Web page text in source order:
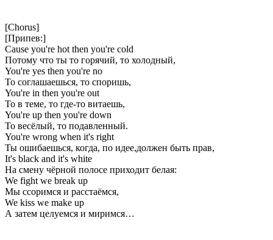
[Chorus]
[Припев:]
Cause you're hot then you're cold
Потому что ты то горячий, то холодный,
You're yes then you're no
То соглашаешься, то споришь,
You're in then you're out
То в теме, то где-то витаешь,
You're up then you're down
То весёлый, то подавленный.
You're wrong when it's right
Ты ошибаешься, когда, по идее,должен быть прав,
It's black and it's white
На смену чёрной полосе приходит белая:
We fight we break up
Мы ссоримся и расстаёмся,
We kiss we make up
А затем целуемся и миримся…